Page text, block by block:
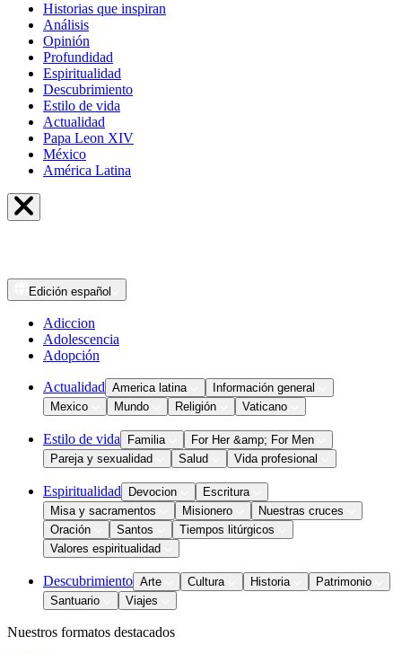
Historias que inspiran
Análisis
Opinión
Profundidad
Espiritualidad
Descubrimiento
Estilo de vida
Actualidad
Papa Leon XIV
México
América Latina
Edición español
Adiccion
Adolescencia
Adopción
Actualidad America latina
Información general
Mexico
Mundo Religión Vaticano
Estilo de vida Familia
For Her &amp; For Men
Pareja y sexualidad
Salud Vida profesional
Espiritualidad Devocion
Escritura
Misa y sacramentos
Misionero
Nuestras cruces
Oración
Santos
Tiempos litúrgicos
Valores espiritualidad
Descubrimiento Arte Cultura Historia
Patrimonio
Santuario
Viajes
Nuestros formatos destacados